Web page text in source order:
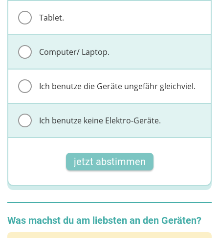
Tablet.
Computer/ Laptop.
Ich benutze die Geräte ungefähr gleichviel.
Ich benutze keine Elektro-Geräte.
jetzt abstimmen
Was machst du am liebsten an den Geräten?